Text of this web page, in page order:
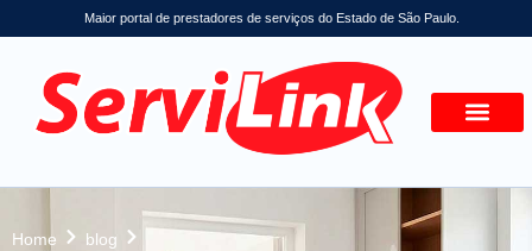
Maior portal de prestadores de serviços do Estado de São Paulo.
Home
blog